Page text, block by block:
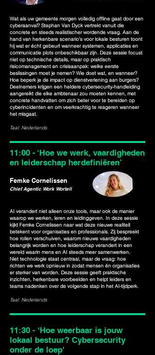
Wat als uw gemeente morgen volledig offline gaat door een
cyberaanval? Stephan Van Dyck vertrekt vanuit die
concrete en steeds realistischer wordende vraag. Aan de
hand van herkenbare scenario’s voor lokale besturen toont
hij wat er écht gebeurt wanneer systemen, applicaties en
communicatie plots onbeschikbaar zijn. Deze sessie focust
niet op technische details, maar op praktisch
risicomanagement en crisisaanpak: welke eerste
beslissingen moet je nemen? Wie doet wat, en wanneer?
Hoe beperk je de impact op dienstverlening aan burgers?
Deelnemers krijgen een heldere cybersecurity‑handleiding
aangereikt die elke ambtenaar zou moeten kennen, met
concrete handvatten om zich beter voor te bereiden op
cyberincidenten en om veerkrachtig te reageren wanneer
het misgaat.
Taal: Nederlands
11:00 - ‘Hoe we werk, vaardigheden
en leiderschap herdefiniëren’
Femke Cornelissen
Chief Agentic Work Wortell
AI verandert niet alleen onze tools, maar ook de manier
waarop we werken, leren en leidinggeven. In deze sessie
kijkt Femke Cornelissen naar wat deze nieuwe realiteit
betekent voor organisaties en professionals. Zij bespreekt
hoe rollen verschuiven, waarom nieuwe vaardigheden
belangrijk worden en hoe leiderschap verandert in een
wereld waarin mens en AI steeds meer samenwerken.
Niet technologie staat centraal, maar de vraag: hoe
richten we werk opnieuw in zodat mensen én organisaties
er sterker van worden. Deze sessie geeft praktische
inzichten, herkenbare voorbeelden en helpt leiders en
teams nadenken over de volgende stap in het AI-tijdperk.
Taal: Nederlands
11:30 - 'Hoe weerbaar is jouw
lokaal bestuur? Cybersecurity
onder de loep'